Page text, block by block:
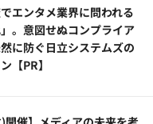
エンタメ業界に問われる
」。意図せぬコンプライア
に防ぐ日立システムズの
【PR】